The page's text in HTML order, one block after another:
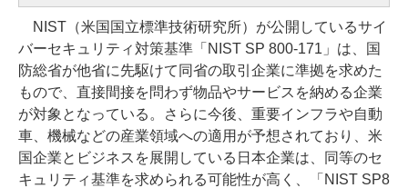
NIST（米国国立標準技術研究所）が公開しているサイ
バーセキュリティ対策基準「NIST SP 800-171」は、国
防総省が他省に先駆けて同省の取引企業に準拠を求めた
もので、直接間接を問わず物品やサービスを納める企業
が対象となっている。さらに今後、重要インフラや自動
車、機械などの産業領域への適用が予想されており、米
国企業とビジネスを展開している日本企業は、同等のセ
キュリティ基準を求められる可能性が高く、「NIST SP8